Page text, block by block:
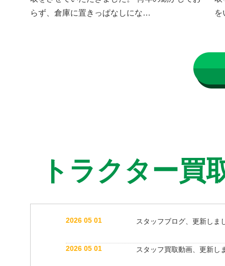
らず、倉庫に置きっぱなしにな…
トラクター買
2026 05 01 スタッフブログ、更新しま
2026 05 01 スタッフ買取動画、更新し